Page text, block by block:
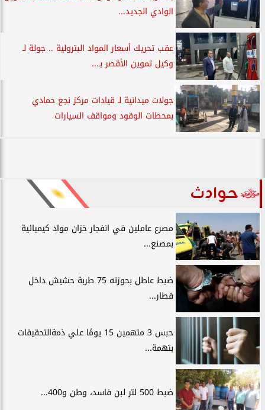
الوادي الجديد...
عقب تحريك أسعار المواد البترولية .. جولة لـ
وكيل تموين الأقصر بـ...
جولات ميدانية لـ قيادات مركز نجع حمادي
بمحطات الوقود ومواقف السيارات
حوادث
مصرع عاملين في انفجار خزان مواد كيميائية
بمصنع...
ضبط عاطل بحوزته 75 طربة حشيش داخل
قطار...
حبس 3 متهمين 15 يومًا علي ذمةالتحقيقات
بتهمة...
ضبط 500 لتر لبن فاسد، وطن و400...